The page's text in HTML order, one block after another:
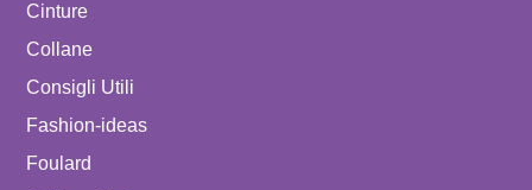
Cinture
Collane
Consigli Utili
Fashion-ideas
Foulard